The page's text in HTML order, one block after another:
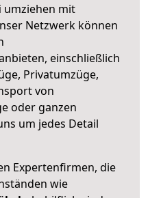
umziehen mit
Netzwerk können
einschließlich
Privatumzüge,
von
oder ganzen
um jedes Detail
Expertenfirmen, die
wie